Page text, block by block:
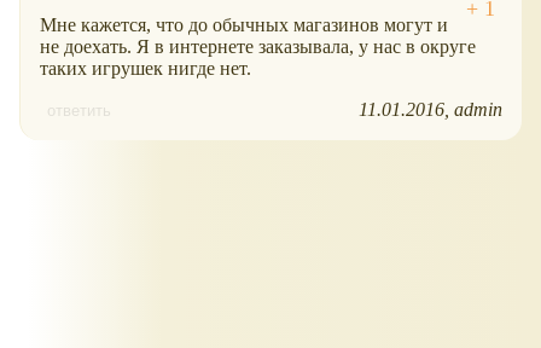
Мне кажется, что до обычных магазинов могут и
не доехать. Я в интернете заказывала, у нас в округе
таких игрушек нигде нет.
ответить 11.01.2016 admin